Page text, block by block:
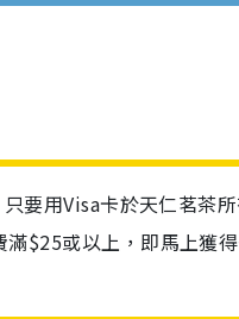
要用Visa卡於天仁茗茶
$25或以上，即馬上獲